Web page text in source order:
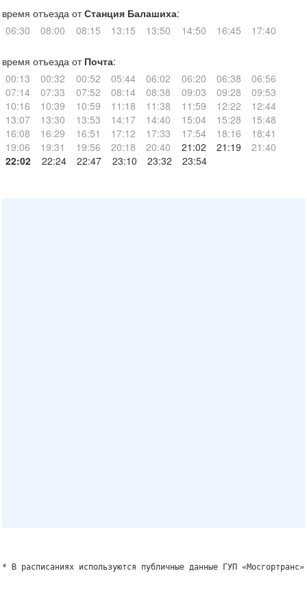
время отъезда отСтанция Балашиха:
06:30
08:00 08:15 13:15 13:50 14:50 16:45 17:40
время отъезда от Почта:
00:13
00:32 00:52 05:44 06:02 06:20 06:38
06:56
07:14
07:33 07:52 08:14 08:38 09:03 09:28
09:53
10:16
10:39 10:59 11:18 11:38 11:59 12:22
12:44
13:07
13:30 13:53 14:17 14:40 15:04 15:28
15:48
16:08
16:29 16:51 17:12 17:33 17:54 18:16
18:41
19:06
19:31 19:56 20:18 20:40 21:02 21:19
21:40
22:02
22:24 22:47 23:10 23:32 23:54
* В расписаниях используются публичные данные ГУП «Мосгортранс»